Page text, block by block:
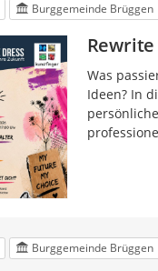
Burggemeinde Brüggen
Was
Ideen? In
Burggemeinde Brüggen